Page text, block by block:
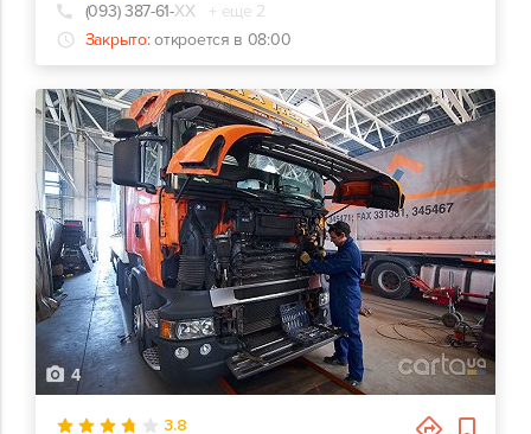
(093) 387-61-ХХ
+ еще 2
Закрыто: откроется в 08:00
4
3.8